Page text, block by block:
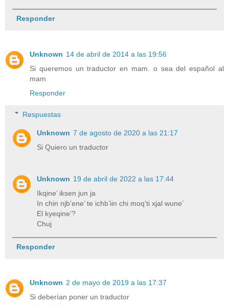
Responder
Unknown 14 de abril de 2014 a las 19:56
Si queremos un traductor en mam. o sea del español al
mam
Responder
Respuestas
Unknown 7 de agosto de 2020 a las 21:17
Si Quiero un traductor
Unknown 19 de abril de 2022 a las 17:44
Ikqine’ iksen jun ja
In chin njb’ene’ te ichb’iin chi moq’ti xjal wune’
El kyeqine’?
Chuj
Responder
Unknown 2 de mayo de 2019 a las 17:37
Si deberían poner un traductor